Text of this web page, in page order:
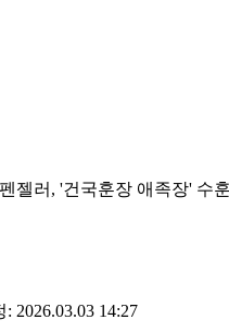
젤러, '건국훈장 애족장' 수
2026.03.03 14:27